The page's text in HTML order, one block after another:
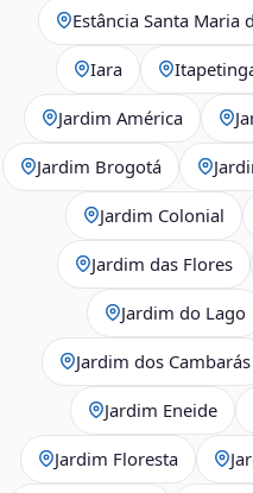
Estância Santa Maria
Iara
Jardim América
Jardim Brogotá
Jardim Colonial
Jardim das Flores
Jardim do Lago
Jardim dos Cambarás
Jardim Eneide
Jardim Floresta